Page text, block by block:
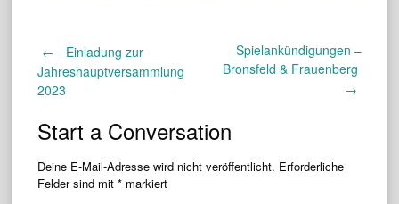
Post
navigation
←
Einladung zur
Jahreshauptversammlung
2023
Spielankündigungen –
Bronsfeld & Frauenberg
→
Start a Conversation
Deine E-Mail-Adresse wird nicht veröffentlicht. Erforderliche
Felder sind mit * markiert